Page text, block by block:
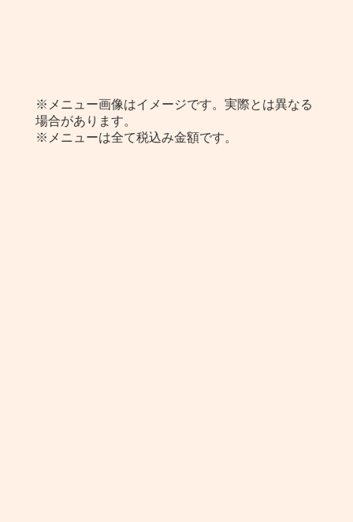
※メニュー画像はイメージです。実際とは異なる
場合があります。
※メニューは全て税込み金額です。